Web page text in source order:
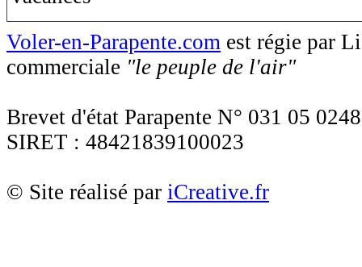
Voler-en-Parapente.com est régie par
commerciale "le peuple de l'air"
Brevet d'état Parapente N° 031 05 0248
SIRET : 48421839100023
© Site réalisé par iCreative.fr